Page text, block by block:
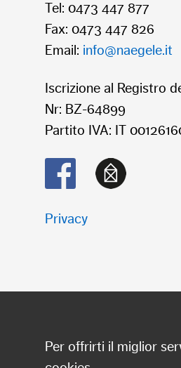
Tel: 0473 447 877
Fax: 0473 447 826
Email: info@naegele.it
Iscrizione al Registro
Nr: BZ-64899
Partito IVA: IT
Privacy
Per offrirti il miglior